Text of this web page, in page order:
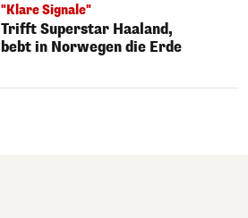
"Klare Signale"
Trifft Superstar Haaland,
bebt in Norwegen die Erde